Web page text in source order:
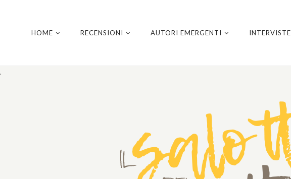
.
HOME RECENSIONI AUTORI EMERGENTI INTERVISTE